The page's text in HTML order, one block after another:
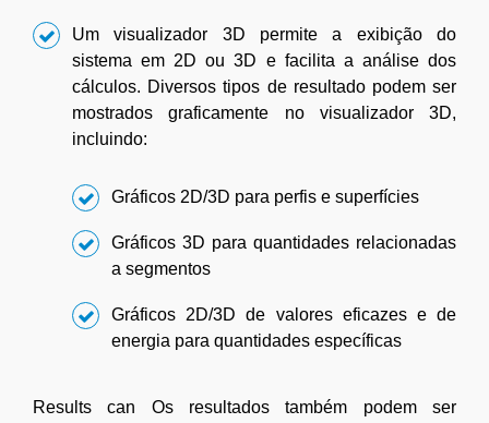
Um visualizador 3D permite a exibição do
sistema em 2D ou 3D e facilita a análise dos
cálculos. Diversos tipos de resultado podem ser
mostrados graficamente no visualizador 3D,
incluindo:
Gráficos 2D/3D para perfis e superfícies
Gráficos 3D para quantidades relacionadas
a segmentos
Gráficos 2D/3D de valores eficazes e de
energia para quantidades específicas
Results can Os resultados também podem ser